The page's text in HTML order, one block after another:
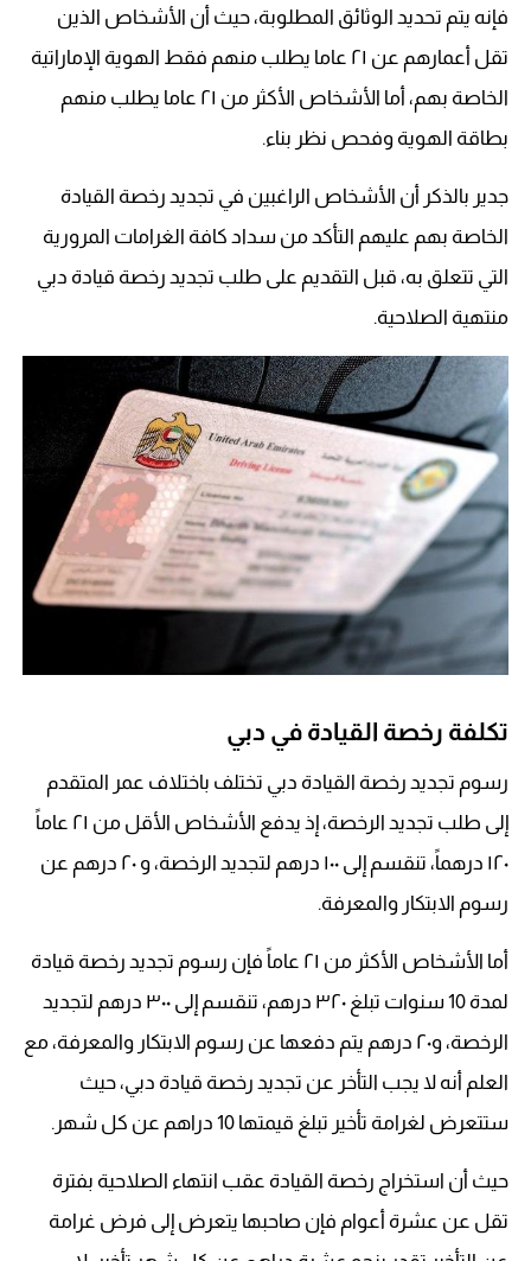
فإنه يتم تحديد الوثائق المطلوبة، حيث أن الأشخاص الذين
تقل أعمارهم عن ٢١ عاما يطلب منهم فقط الهوية الإماراتية
الخاصة بهم، أما الأشخاص الأكثر من ٢١ عاما يطلب منهم
بطاقة الهوية وفحص نظر بناء.
جدير بالذكر أن الأشخاص الراغبين في تجديد رخصة القيادة
الخاصة بهم عليهم التأكد من سداد كافة الغرامات المرورية
التي تتعلق به، قبل التقديم على طلب تجديد رخصة قيادة دبي
منتهية الصلاحية.
تكلفة رخصة القيادة في دبي
رسوم تجديد رخصة القيادة دبي تختلف باختلاف عمر المتقدم
إلى طلب تجديد الرخصة، إذ يدفع الأشخاص الأقل من ٢١ عاماً
١٢٠ درهماً، تنقسم إلى ١٠٠ درهم لتجديد الرخصة، و ٢٠ درهم عن
رسوم الابتكار والمعرفة.
أما الأشخاص الأكثر من ٢١ عاماً فإن رسوم تجديد رخصة قيادة
لمدة 10 سنوات تبلغ ٣٢٠ درهم، تنقسم إلى ٣٠٠ درهم لتجديد
الرخصة، و٢٠ درهم يتم دفعها عن رسوم الابتكار والمعرفة، مع
العلم أنه لا يجب التأخر عن تجديد رخصة قيادة دبي، حيث
ستتعرض لغرامة تأخير تبلغ قيمتها 10 دراهم عن كل شهر.
حيث أن استخراج رخصة القيادة عقب انتهاء الصلاحية بفترة
تقل عن عشرة أعوام فإن صاحبها يتعرض إلى فرض غرامة